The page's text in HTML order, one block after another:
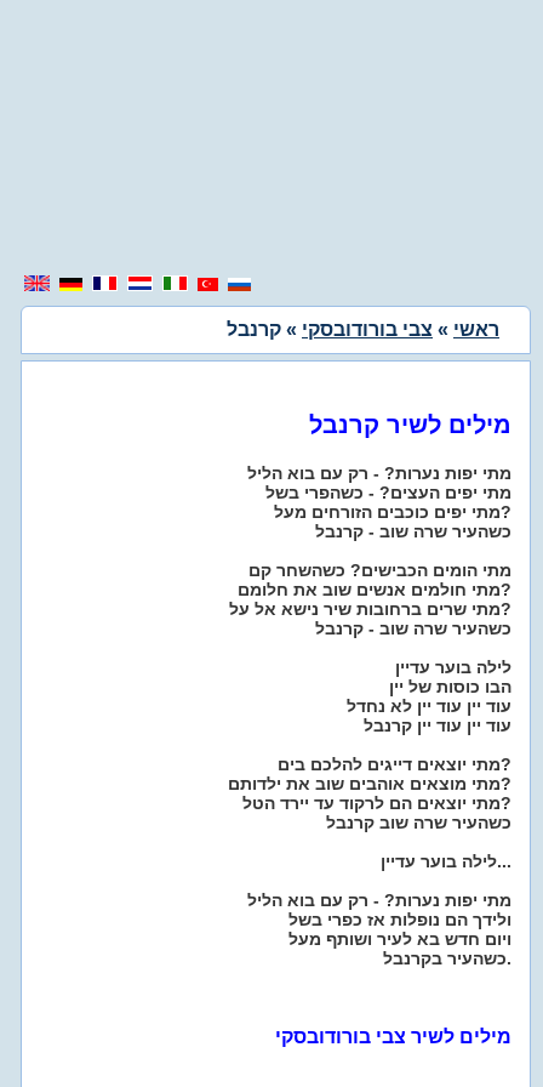
ראשי » צבי בורודובסקי » קרנבל
מילים לשיר קרנבל
מתי יפות נערות? - רק עם בוא הליל
מתי יפים העצים? - כשהפרי בשל
מתי יפים כוכבים הזורחים מעל?
כשהעיר שרה שוב - קרנבל
מתי הומים הכבישים? כשהשחר קם
מתי חולמים אנשים שוב את חלומם?
מתי שרים ברחובות שיר נישא אל על?
כשהעיר שרה שוב - קרנבל
לילה בוער עדיין
הבו כוסות של יין
עוד יין עוד יין לא נחדל
עוד יין עוד יין קרנבל
מתי יוצאים דייגים להלכם בים?
מתי מוצאים אוהבים שוב את ילדותם?
מתי יוצאים הם לרקוד עד יירד הטל?
כשהעיר שרה שוב קרנבל
לילה בוער עדיין...
מתי יפות נערות? - רק עם בוא הליל
ולידך הם נופלות אז כפרי בשל
ויום חדש בא לעיר ושותף מעל
כשהעיר בקרנבל.
מילים לשיר צבי בורודובסקי